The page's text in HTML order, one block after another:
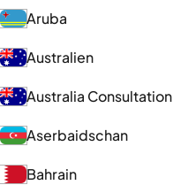
Aruba
Australien
Australia Consultation
Aserbaidschan
Bahrain